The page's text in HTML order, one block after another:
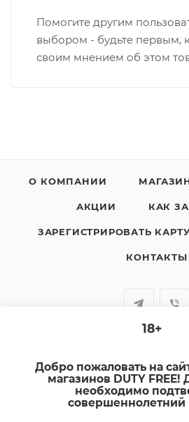
Помогите другим
выбором - будьте первым,
своим мнением об этом
О КОМПАНИИ
АКЦИИ КАК
ЗАРЕГИСТРИРОВАТЬ КАРТУ
КОНТАКТЫ
sale@dutyfree-
г. Кострома, ул.
18+
Добро пожаловать на
магазинов DUTY FREE!
необходимо
совершеннолетний